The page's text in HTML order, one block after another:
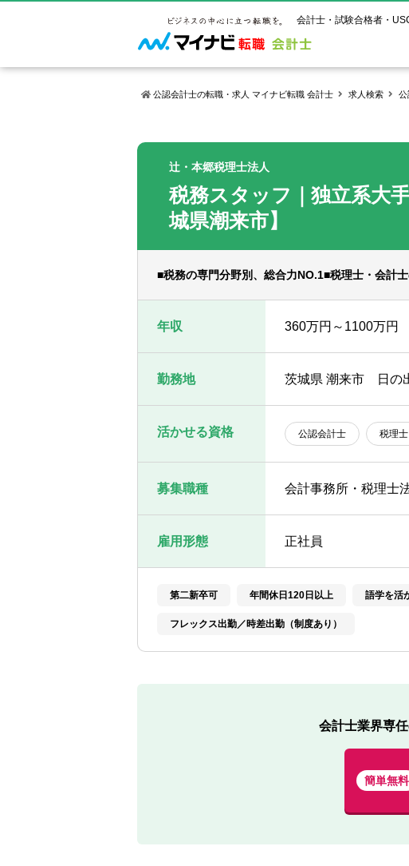
会計士・試験合格者・
サービス紹介
よくあるご質問
転職お役立ち情報
はじめての転職の方へ
業界情報
試験科目一覧
求人情報
公認会計士試験合格
公認会計士の転職・求人 マイナビ転職 会計士 求人検索 公
辻・本郷税理士法人
税務スタッフ｜独立系大
城県潮来市】
■税務の専門分野別、総合力NO.1■税理士・会計
年収 360万円～1100万円
勤務地 茨城県 潮来市 日の
活かせる資格 公認会計士 税理士
募集職種 会計事務所・税理士
雇用形態 正社員
第二新卒可 年間休日120日以上 語学を活
フレックス出勤／時差出勤（制度あり）
会計士業界専
簡単無料